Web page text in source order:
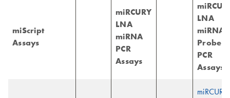
miScript
Assays
miRCURY
LNA
miRNA
PCR
Assays
LNA
miRNA
Probe
PCR
Assays
miRCURY